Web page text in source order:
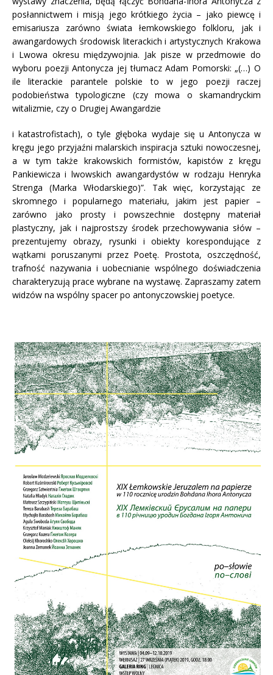
posłannictwem i misją jego krótkiego życia – jako piewcę i
emisariusza zarówno świata łemkowskiego folkloru, jak i
awangardowych środowisk literackich i artystycznych Krakowa
i Lwowa okresu międzywojnia. Jak pisze w przedmowie do
wyboru poezji Antonycza jej tłumacz Adam Pomorski: „(…) O
ile literackie parantele polskie to w jego poezji raczej
podobieństwa typologiczne (czy mowa o skamandryckim
witalizmie, czy o Drugiej Awangardzie
i katastrofistach), o tyle głęboka wydaje się u Antonycza w
kręgu jego przyjaźni malarskich inspiracja sztuki nowoczesnej,
a w tym także krakowskich formistów, kapistów z kręgu
Pankiewicza i lwowskich awangardystów w rodzaju Henryka
Strenga (Marka Włodarskiego)”. Tak więc, korzystając ze
skromnego i popularnego materiału, jakim jest papier –
zarówno jako prosty i powszechnie dostępny materiał
plastyczny, jak i najprostszy środek przechowywania słów –
prezentujemy obrazy, rysunki i obiekty korespondujące z
wątkami poruszanymi przez Poetę. Prostota, oszczędność,
trafność nazywania i uobecnianie wspólnego doświadczenia
charakteryzują prace wybrane na wystawę. Zapraszamy zatem
widzów na wspólny spacer po antonyczowskiej poetyce.